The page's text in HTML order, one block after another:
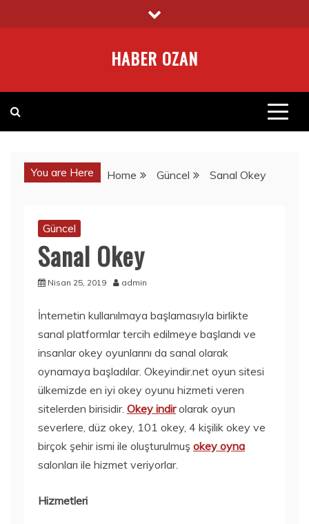
to
HABER OZAN
You are Here Home Güncel Sanal Okey
Güncel
Sanal Okey
Nisan 25, 2019 admin
İnternetin kullanılmaya başlamasıyla birlikte
sanal platformlar tercih edilmeye başlandı ve
insanlar okey oyunlarını da sanal olarak
oynamaya başladılar. Okeyindir.net oyun sitesi
ülkemizde en iyi okey oyunu hizmeti veren
sitelerden birisidir. Okey indir olarak oyun
severlere, düz okey, 101 okey, 4 kişilik okey ve
birçok şehir ismi ile oluşturulmuş okey oyna
salonları ile hizmet veriyorlar.
Hizmetleri